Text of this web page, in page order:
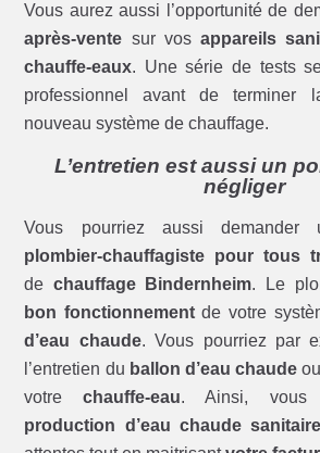
Vous aurez aussi l’opportunité de
après-vente sur vos appareils
chauffe-eaux. Une série de tests
professionnel avant de terminer
nouveau système de chauffage.
L’entretien est aussi un
négliger
Vous pourriez aussi demander
plombier-chauffagiste pour tous
de chauffage Bindernheim. Le
bon fonctionnementde votre
d’eau chaude. Vous pourriez par
l’entretien du ballon d’eau chaude
votrechauffe-eau. Ainsi, vous
production d’eau chaude sanitaire